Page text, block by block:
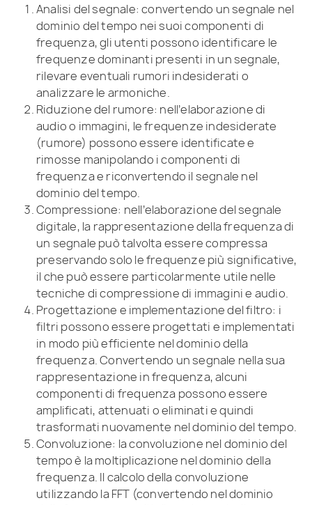
Analisi del segnale: convertendo un segnale nel
dominio del tempo nei suoi componenti di
frequenza, gli utenti possono identificare le
frequenze dominanti presenti in un segnale,
rilevare eventuali rumori indesiderati o
analizzare le armoniche.
Riduzione del rumore: nell’elaborazione di
audio o immagini, le frequenze indesiderate
(rumore) possono essere identificate e
rimosse manipolando i componenti di
frequenza e riconvertendo il segnale nel
dominio del tempo.
Compressione: nell’elaborazione del segnale
digitale, la rappresentazione della frequenza di
un segnale può talvolta essere compressa
preservando solo le frequenze più significative,
il che può essere particolarmente utile nelle
tecniche di compressione di immagini e audio.
Progettazione e implementazione del filtro: i
filtri possono essere progettati e implementati
in modo più efficiente nel dominio della
frequenza. Convertendo un segnale nella sua
rappresentazione in frequenza, alcuni
componenti di frequenza possono essere
amplificati, attenuati o eliminati e quindi
trasformati nuovamente nel dominio del tempo.
Convoluzione: la convoluzione nel dominio del
tempo è la moltiplicazione nel dominio della
frequenza. Il calcolo della convoluzione
utilizzando la FFT (convertendo nel dominio